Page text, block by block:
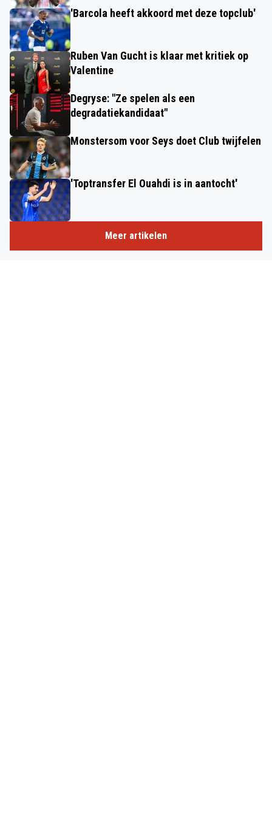
'Barcola heeft akkoord met deze topclub'
Ruben Van Gucht is klaar met kritiek op
Valentine
Degryse: "Ze spelen als een
degradatiekandidaat"
Monstersom voor Seys doet Club twijfelen
'Toptransfer El Ouahdi is in aantocht'
Meer artikelen